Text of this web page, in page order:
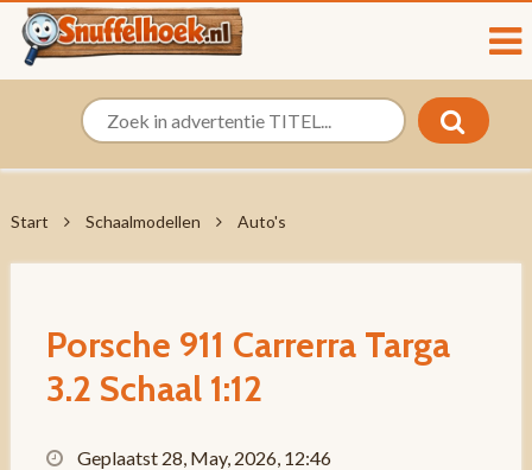
Start Schaalmodellen Auto's
Porsche 911 Carrerra Targa
3.2 Schaal 1:12
Geplaatst 28, May, 2026, 12:46